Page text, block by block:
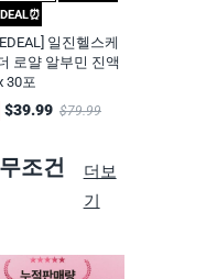
일진헬스케
로얄 알부민 진액
30포
$39.99 $79.99
조건
더보
기